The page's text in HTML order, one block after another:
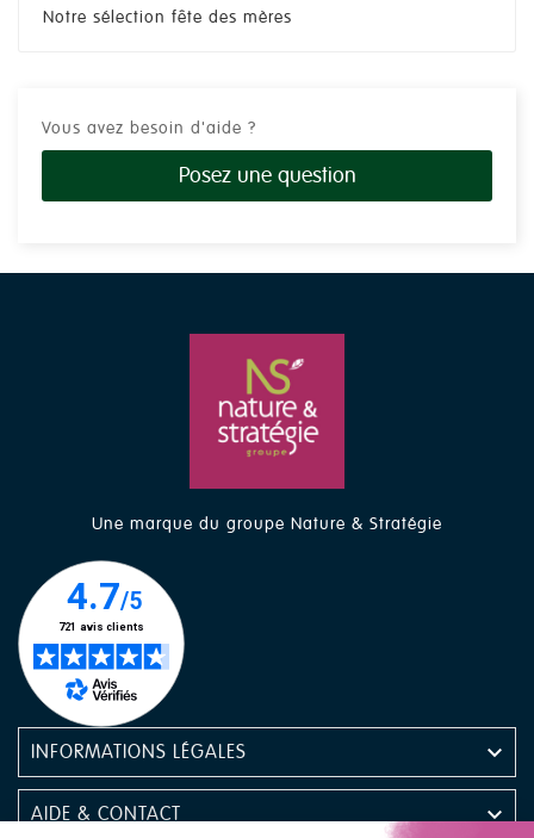
Notre sélection fête des mères
Vous avez besoin d'aide ?
Posez une question
Une marque du groupe Nature & Stratégie
INFORMATIONS LÉGALES 
AIDE & CONTACT 